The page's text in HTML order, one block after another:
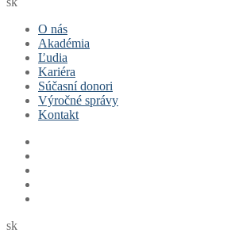
O nás
Akadémia
Ľudia
Kariéra
Súčasní donori
Výročné správy
Kontakt
sk